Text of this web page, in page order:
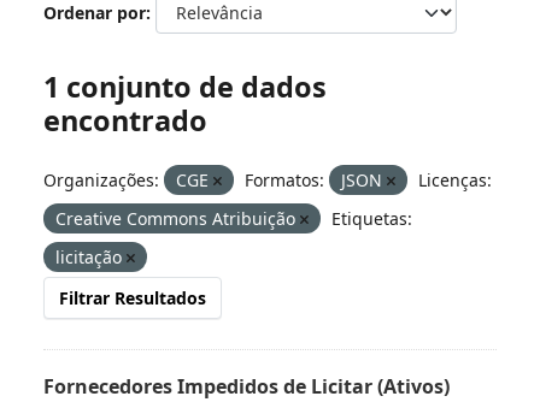
Ordenar por
1 conjunto de dados
encontrado
Organizações: CGE Formatos: JSON
Licenças:
Creative Commons Atribuição
Etiquetas:
licitação
Filtrar Resultados
Fornecedores Impedidos de Licitar (Ativos)